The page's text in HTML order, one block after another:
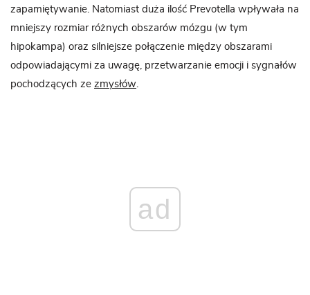
zapamiętywanie. Natomiast duża ilość Prevotella wpływała na
mniejszy rozmiar różnych obszarów mózgu (w tym
hipokampa) oraz silniejsze połączenie między obszarami
odpowiadającymi za uwagę, przetwarzanie emocji i sygnałów
pochodzących ze zmysłów
ad